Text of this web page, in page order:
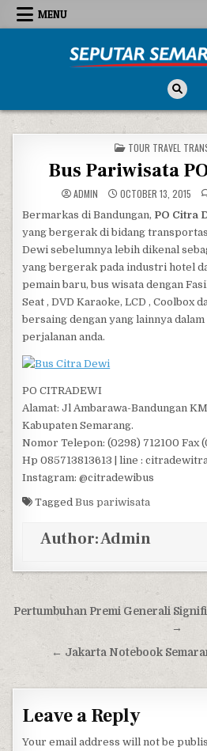
Skip to content
MENU
POSTED IN
TOUR TRAVEL
Bus Pariwisata
ADMIN OCTOBER 13, 2015
Bermarkas di Bandungan, PO Citra
yang bergerak di bidang
Dewi sebelumnya lebih dikenal
yang bergerak pada industri hotel
pemain baru, bus wisata dengan
Seat , DVD Karaoke, LCD , Coolbox
bersaing dengan yang lainnya
perjalanan anda.
PO CITRADEWI
Alamat: Jl Ambarawa-Bandungan
Kabupaten Semarang.
Nomor Telepon: (0298) 712100 Fax
Hp 085713813613 | line :
Instagram: @citradewibus
TaggedBus pariwisata
Author:Admin
Post navigation
Pertumbuhan Premi Generali
→
← Jakarta Notebook
Leave a Reply
Your email address will not be